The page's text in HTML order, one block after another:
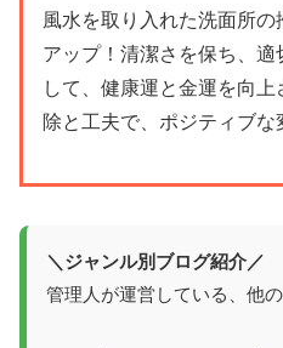
風水を取り入れた洗面所
アップ！清潔さを保ち、適
して、健康運と金運を向
除と工夫で、ポジティブな
＼ジャンル別ブログ紹介／
管理人が運営している、他